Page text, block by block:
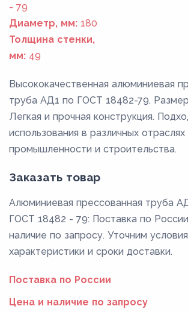
- 79
Диаметр, мм: 180
Толщина стенки,
мм: 49
Высококачественная алюминиевая
труба АД1 по ГОСТ 18482-79.
Легкая и прочная конструкция.
использования в различных отраслях
промышленности и строительства.
Заказать товар
Алюминиевая прессованная труба
ГОСТ 18482 - 79: Поставка по
наличие по запросу. Уточним
характеристики и сроки доставки.
Поставка по России
Цена и наличие по запросу